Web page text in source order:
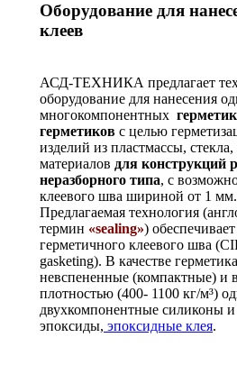
Оборудование для
клеев
АСД-ТЕХНИКА предлагает
оборудование для нанесения
многокомпонентных
герметиков с целью
изделий из пластмассы,
материалов для конструкций
неразборного типа, с
клеевого шва шириной от 1 мм.
Предлагаемая технология
термин «sealing»)
герметичного клеевого шва
gasketing). В качестве
невспененные (компактные) и
плотностью (400- 1100 кг/м³)
двухкомпонентные силиконы
эпоксиды, эпоксидные клея.